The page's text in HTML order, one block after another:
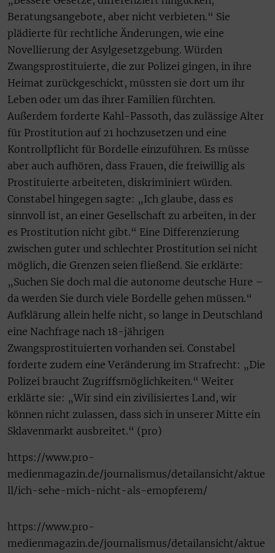
Beratungsangebote, aber nicht verbieten.“ Sie
plädierte für rechtliche Änderungen, wie eine
Novellierung der Asylgesetzgebung. Würden
Zwangsprostituierte, die zur Polizei gingen, in ihre
Heimat zurückgeschickt, müssten sie dort um ihr
Leben oder um das ihrer Familien fürchten.
Außerdem forderte Kahl-Passoth, das zulässige Alter
für Prostitution auf 21 hochzusetzen und eine
Kontrollpflicht für Bordelle einzuführen. Es müsse
aber auch aufhören, dass Frauen, die freiwillig als
Prostituierte arbeiteten, diskriminiert würden.
Constabel hingegen sagte: „Ich glaube, dass es
sinnvoll ist, an einer Gesellschaft zu arbeiten, in der
es Prostitution nicht gibt.“ Eine Differenzierung
zwischen guter und schlechter Prostitution sei nicht
möglich, die Grenzen seien fließend. Sie erklärte:
„Suchen Sie doch mal die autonome deutsche Hure –
da werden Sie durch viele Bordelle gehen müssen.“
Aufklärung allein helfe nicht, so lange in Deutschland
eine Nachfrage nach 18-jährigen
Zwangsprostituierten vorhanden sei. Constabel
forderte zudem eine Veränderung im Strafrecht: „Die
Polizei braucht Zugriffsmöglichkeiten.“ Weiter
erklärte sie: „Wir sind ein zivilisiertes Land, wir
können nicht zulassen, dass sich in unserer Mitte ein
Sklavenmarkt ausbreitet.“ (pro)
https://www.pro-
medienmagazin.de/journalismus/detailansicht/aktue
ll/ich-sehe-mich-nicht-als-emopferem/
https://www.pro-
medienmagazin.de/journalismus/detailansicht/aktue